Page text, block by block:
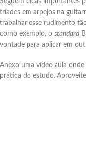
Seguem dicas importantes
tríades em arpejos na
trabalhar esse rudimento
como exemplo, o standard
vontade para aplicar em
Anexo uma vídeo aula
prática do estudo.